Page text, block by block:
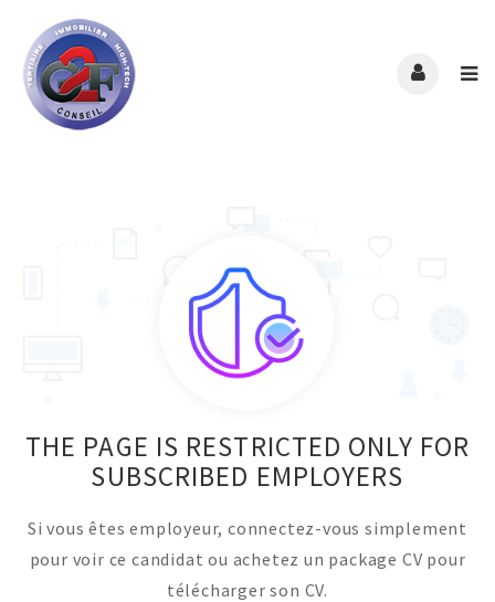
THE PAGE IS RESTRICTED ONLY FOR
SUBSCRIBED EMPLOYERS
Si vous êtes employeur, connectez-vous simplement
pour voir ce candidat ou achetez un package CV pour
télécharger son CV.